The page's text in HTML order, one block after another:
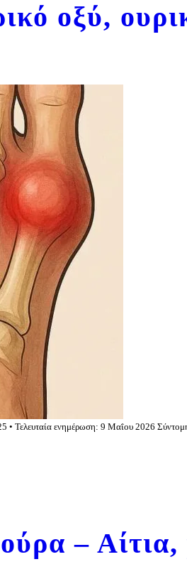
οξύ,
Τελευταία ενημέρωση: 9 Μαΐου 2026
–